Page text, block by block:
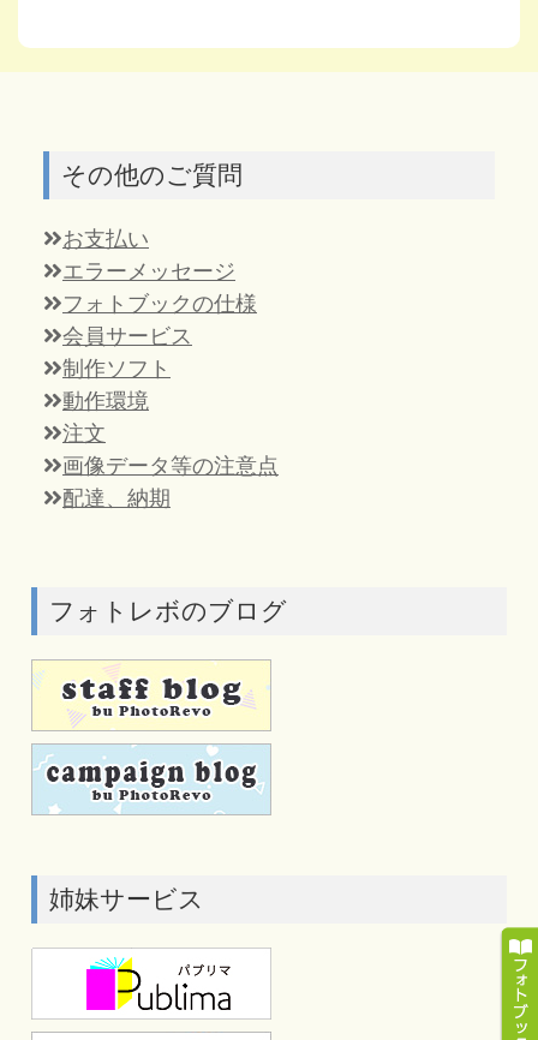
その他のご質問
お支払い
エラーメッセージ
フォトブックの仕様
会員サービス
制作ソフト
動作環境
注文
画像データ等の注意点
配達、納期
フォトレボのブログ
姉妹サービス